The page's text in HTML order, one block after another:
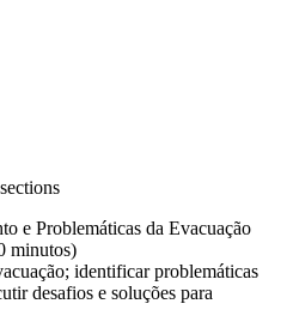
e Problemáticas da Evacuação
minutos)
identificar problemáticas
desafios e soluções para